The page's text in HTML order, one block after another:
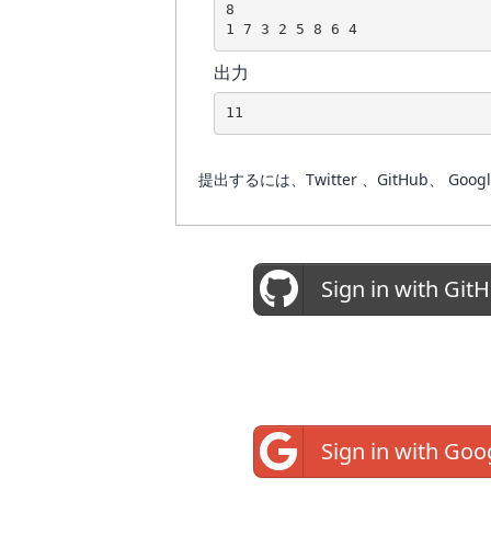
8
1 7 3 2 5 8 6 4
出力
11
提出するには、Twitter 、GitHub、
Sign in with
Sign in with